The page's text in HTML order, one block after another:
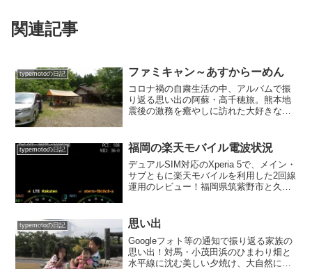
関連記事
typemotoの日記 ファミキャン～あすからーめん
コロナ禍の自粛生活の中、アルバムで振
り返る思い出の阿蘇・高千穂旅。熊本地
震後の激務を癒やしに訪れた大好きな
村の扇棚田や原尻の滝を経由するドライ
ブ、高千穂の「あすからーめん」で絶品
地鶏タタキと絶品ラーメンを堪能したセ
レナ車中泊の旅を綴ります。
typemotoの日記 福岡の楽天モバイル電波状況
デュアルSIM対応のXperia 5で、メイン・
サブともに楽天モバイルを利用した2回線
運用のレビュー！福岡県筑紫野市と久留
況、通信エリア、メリット・デメリッ
ト、バーコード決済の使い勝手までブロ
グで詳しく解説します。
typemotoの日記 思い出
Googleフォト等の通知で振り返る家族の
思い出！対馬・小茂田浜のひまわり畑と
水平線に沈む美しい夕焼け、大自然に囲